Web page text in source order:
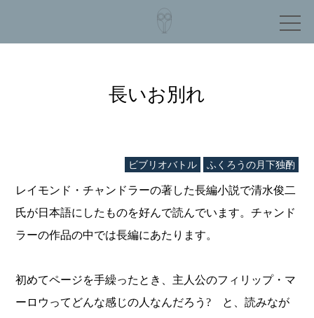
長いお別れ
ビブリオバトル ふくろうの月下独酌
レイモンド・チャンドラーの著した長編小説で清水俊二
氏が日本語にしたものを好んで読んでいます。チャンド
ラーの作品の中では長編にあたります。
初めてページを手繰ったとき、主人公のフィリップ・マ
ーロウってどんな感じの人なんだろう? と、読みなが